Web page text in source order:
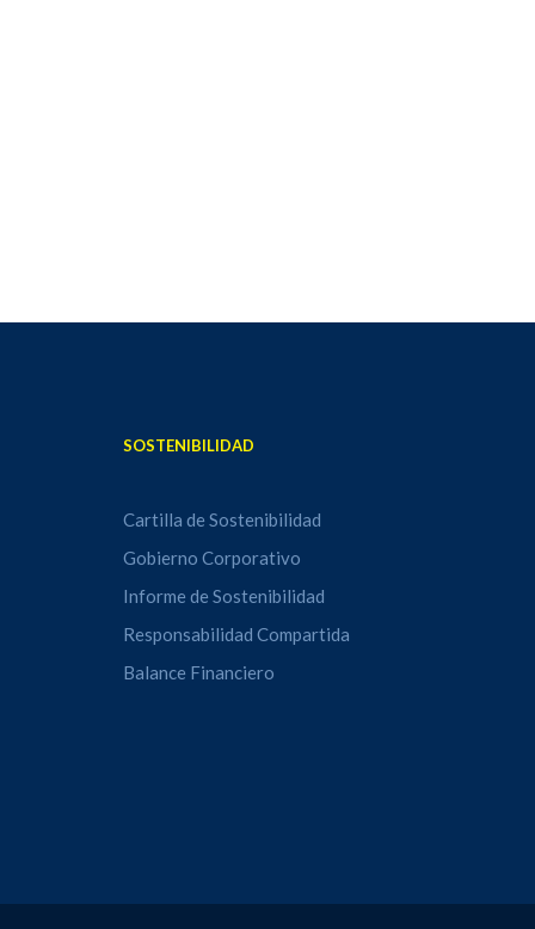
SOSTENIBILIDAD
Cartilla de Sostenibilidad
Gobierno Corporativo
Informe de Sostenibilidad
Responsabilidad Compartida
Balance Financiero